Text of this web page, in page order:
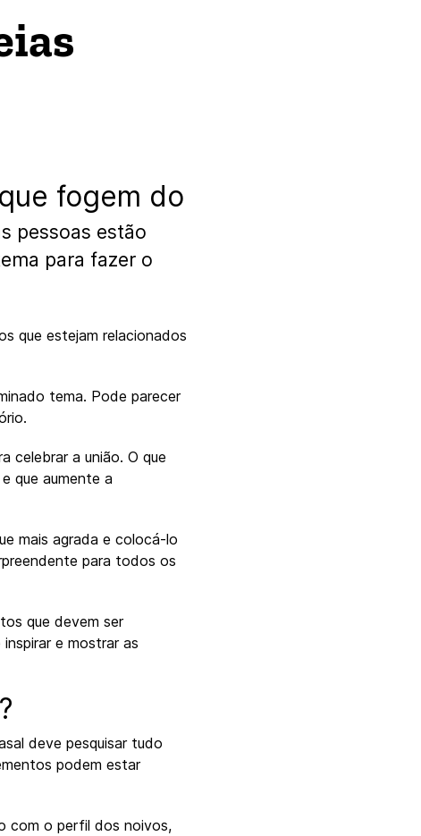
fogem do
pessoas estão
para fazer o
que estejam relacionados
tema. Pode parecer
celebrar a união. O que
que aumente a
mais agrada e colocá-lo
para todos os
que devem ser
e mostrar as
deve pesquisar tudo
podem estar
com o perfil dos noivos,